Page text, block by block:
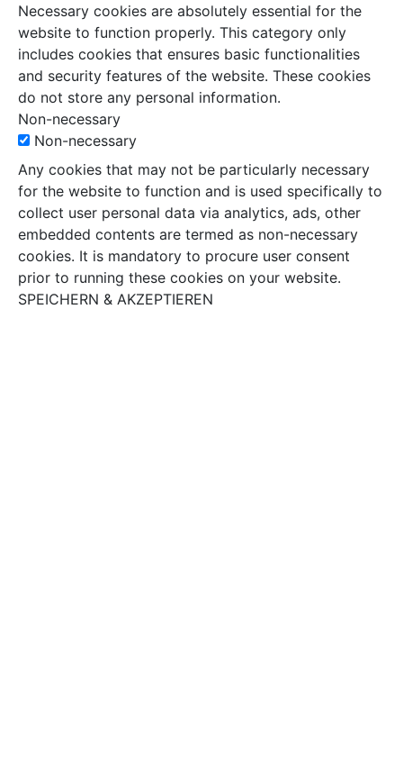
Necessary cookies are absolutely essential for the
website to function properly. This category only
includes cookies that ensures basic functionalities
and security features of the website. These cookies
do not store any personal information.
Non-necessary
Non-necessary
Any cookies that may not be particularly necessary
for the website to function and is used specifically to
collect user personal data via analytics, ads, other
embedded contents are termed as non-necessary
cookies. It is mandatory to procure user consent
prior to running these cookies on your website.
SPEICHERN & AKZEPTIEREN